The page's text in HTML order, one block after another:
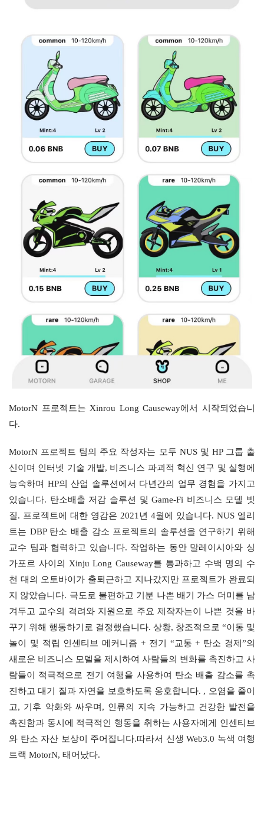
MotorN 프로젝트는 Xinrou Long Causeway에서 시작되었습니
다.
MotorN 프로젝트 팀의 주요 작성자는 모두 NUS 및 HP 그룹 출
신이며 인터넷 기술 개발, 비즈니스 파괴적 혁신 연구 및 실행에
능숙하며 HP의 산업 솔루션에서 다년간의 업무 경험을 가지고
있습니다. 탄소배출 저감 솔루션 및 Game-Fi 비즈니스 모델 빗
질. 프로젝트에 대한 영감은 2021년 4월에 있습니다. NUS 엘리
트는 DBP 탄소 배출 감소 프로젝트의 솔루션을 연구하기 위해
교수 팀과 협력하고 있습니다. 작업하는 동안 말레이시아와 싱
가포르 사이의 Xinju Long Causeway를 통과하고 수백 명의 수
천 대의 오토바이가 출퇴근하고 지나갔지만 프로젝트가 완료되
지 않았습니다. 극도로 불편하고 기분 나쁜 배기 가스 더미를 남
겨두고 교수의 격려와 지원으로 주요 제작자는이 나쁜 것을 바
꾸기 위해 행동하기로 결정했습니다. 상황, 창조적으로 “이동 및
놀이 및 적립 인센티브 메커니즘 + 전기 “교통 + 탄소 경제”의
새로운 비즈니스 모델을 제시하여 사람들의 변화를 촉진하고 사
람들이 적극적으로 전기 여행을 사용하여 탄소 배출 감소를 촉
진하고 대기 질과 자연을 보호하도록 옹호합니다. , 오염을 줄이
고, 기후 악화와 싸우며, 인류의 지속 가능하고 건강한 발전을
촉진함과 동시에 적극적인 행동을 취하는 사용자에게 인센티브
와 탄소 자산 보상이 주어집니다.따라서 신생 Web3.0 녹색 여행
트랙 MotorN, 태어났다.